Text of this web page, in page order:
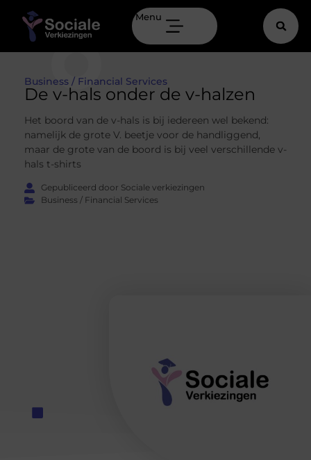
Menu
Business / Financial Services
De v-hals onder de v-halzen
Het boord van de v-hals is bij iedereen wel bekend:
namelijk de grote V. beetje voor de handliggend,
maar de grote van de boord is bij veel verschillende v-
hals t-shirts
Gepubliceerd door Sociale verkiezingen
Business / Financial Services